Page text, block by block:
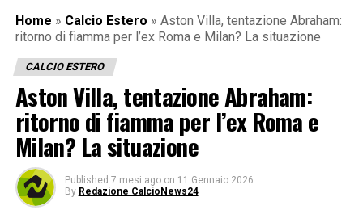
Home » Calcio Estero » Aston Villa, tentazione Abraham:
ritorno di fiamma per l’ex Roma e Milan? La situazione
CALCIO ESTERO
Aston Villa, tentazione Abraham:
ritorno di fiamma per l’ex Roma e
Milan? La situazione
Published 7 mesi ago on 11 Gennaio 2026
By Redazione CalcioNews24